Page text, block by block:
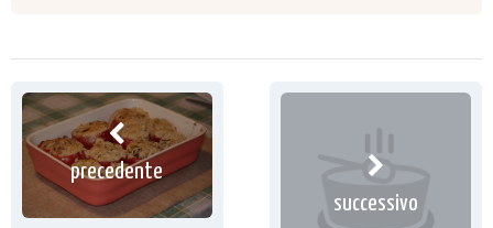
precedente
successivo